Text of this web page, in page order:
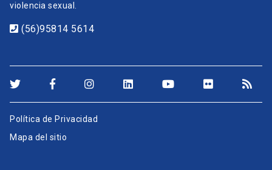
violencia sexual.
(56)95814 5614
Política de Privacidad
Mapa del sitio